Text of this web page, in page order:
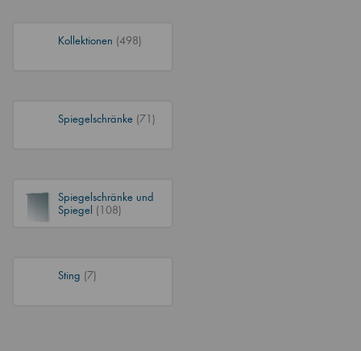
Kollektionen (498)
Spiegelschränke (71)
Spiegelschränke und
Spiegel (108)
Sting (7)